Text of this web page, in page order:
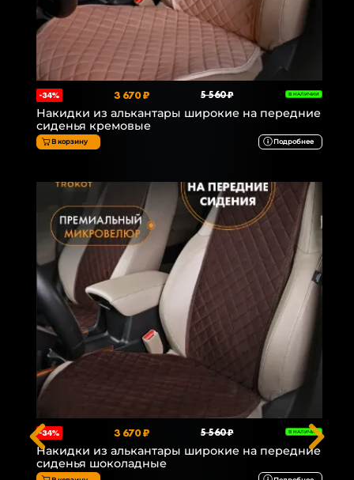
-34% 3 670 ₽ 5 560 ₽ В НАЛИЧИИ
Накидки из алькантары широкие на передние
сиденья кремовые
В корзину Подробнее
-34% 3 670 ₽ 5 560 ₽ В НАЛИЧИИ
Накидки из алькантары широкие на передние
сиденья шоколадные